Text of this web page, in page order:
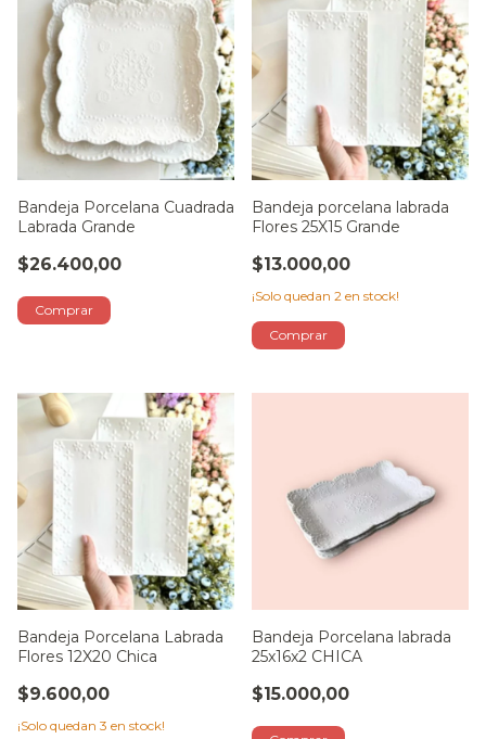
Bandeja Porcelana Cuadrada
Labrada Grande
$26.400,00
Bandeja porcelana labrada
Flores 25X15 Grande
$13.000,00
¡Solo quedan 2 en stock!
Bandeja Porcelana Labrada
Flores 12X20 Chica
$9.600,00
¡Solo quedan 3 en stock!
Bandeja Porcelana labrada
25x16x2 CHICA
$15.000,00